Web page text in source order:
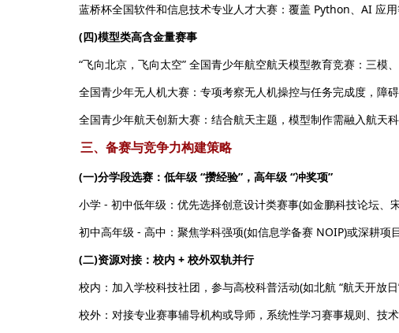
蓝桥杯全国软件和信息技术专业人才大赛：覆盖 Python、AI 应用
(四)模型类高含金量赛事
“飞向北京，飞向太空” 全国青少年航空航天模型教育竞赛：三模
全国青少年无人机大赛：专项考察无人机操控与任务完成度，障
全国青少年航天创新大赛：结合航天主题，模型制作需融入航天科
三、备赛与竞争力构建策略
(一)分学段选赛：低年级 “攒经验”，高年级 “冲奖项”
小学 - 初中低年级：优先选择创意设计类赛事(如金鹏科技论坛、
初中高年级 - 高中：聚焦学科强项(如信息学备赛 NOIP)或深耕项
(二)资源对接：校内 + 校外双轨并行
校内：加入学校科技社团，参与高校科普活动(如北航 “航天开放日
校外：对接专业赛事辅导机构或导师，系统性学习赛事规则、技术